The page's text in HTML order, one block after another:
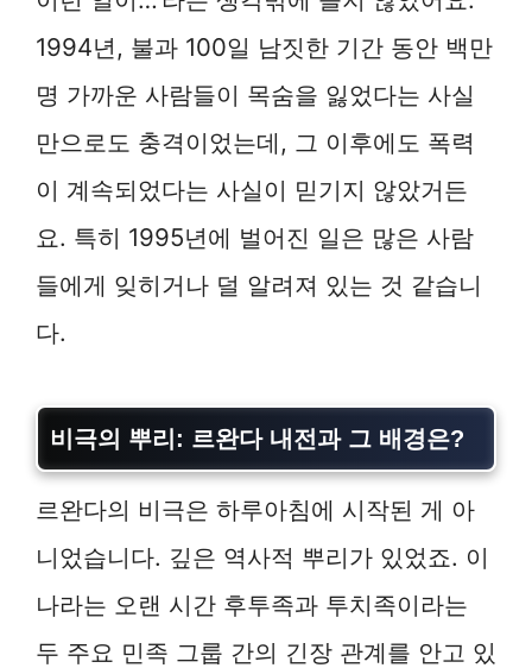
1994년, 불과 100일 남짓한 기간 동안 백만
명 가까운 사람들이 목숨을 잃었다는 사실
만으로도 충격이었는데, 그 이후에도 폭력
이 계속되었다는 사실이 믿기지 않았거든
요. 특히 1995년에 벌어진 일은 많은 사람
들에게 잊히거나 덜 알려져 있는 것 같습니
다.
비극의 뿌리: 르완다 내전과 그 배경은?
르완다의 비극은 하루아침에 시작된 게 아
니었습니다. 깊은 역사적 뿌리가 있었죠. 이
나라는 오랜 시간 후투족과 투치족이라는
두 주요 민족 그룹 간의 긴장 관계를 안고 있